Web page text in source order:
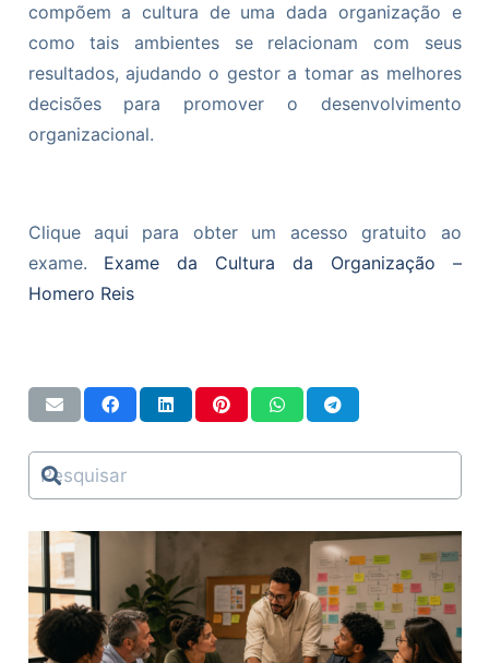
compõem a cultura de uma dada organização e
como tais ambientes se relacionam com seus
resultados, ajudando o gestor a tomar as melhores
decisões para promover o desenvolvimento
organizacional.
Clique aqui para obter um acesso gratuito ao
exame. Exame da Cultura da Organização –
Homero Reis